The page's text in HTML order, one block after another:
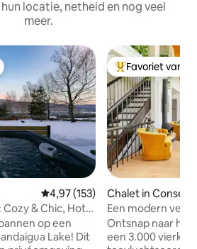
locatie, netheid en nog veel
meer.
Gemiddelde beoordeling van
4,97 (153)
& Chic, Hot
op een
Lake! Dit
Topfavoriet van
Favoriet van
Chalet in
Een modern
PEC (STA 2019-
Ontsnap naar het
een 3.000